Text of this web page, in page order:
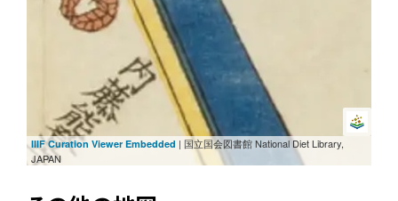
IIIF Curation Viewer Embedded | 国立国会図書館 National Diet Library,
JAPAN